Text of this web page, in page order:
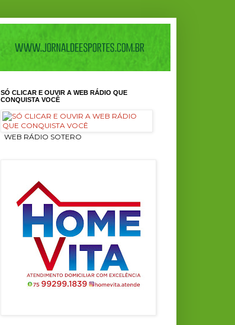
SÓ CLICAR E OUVIR A WEB RÁDIO QUE
CONQUISTA VOCÊ
ㅤ WEB RÁDIO SOTERO